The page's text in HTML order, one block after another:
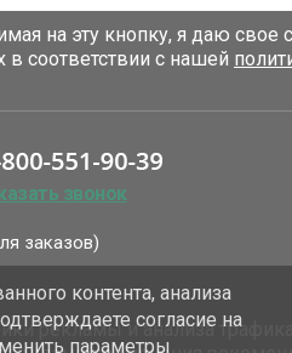
на эту кнопку, я даю свое
в соответствии с нашей
звонок
заказов)
рекламы и анализа
контента, анализа
согласие на
параметры